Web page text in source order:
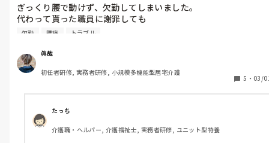
ぎっくり腰で動けず、欠勤してしまいました。
代わって貰った職員に謝罪しても
無視.........
欠勤 腰痛 トラブル
眞哉
初任者研修, 実務者研修, 小規模多機能型居宅介護
5 ・ 03/
たっち
介護職・ヘルパー, 介護福祉士, 実務者研修, ユニット型特養